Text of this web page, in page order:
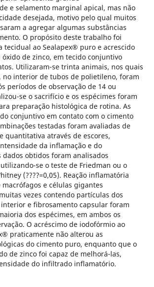
e selamento marginal apical, mas não
desejada, motivo pelo qual muitos
a agregar algumas substâncias
O propósito deste trabalho foi
tecidual ao Sealapex® puro e acrescido
de zinco, em tecido conjuntivo
Utilizaram-se trinta animais, nos quais
no interior de tubos de polietileno, foram
períodos de observação de 14 ou
se o sacrifício e os espécimes foram
preparação histológica de rotina. As
conjuntivo em contato com o cimento
testadas foram avaliadas de
quantitativa através de escores,
da inflamação e do
obtidos foram analisados
se o teste de Friedman ou o
(????=0,05). Reação inflamatória
e células gigantes
vezes contendo partículas dos
e fibrosamento capsular foram
dos espécimes, em ambos os
O acréscimo de iodofórmio ao
praticamente não alterou as
do cimento puro, enquanto que o
de zinco foi capaz de melhorá-las,
do infiltrado inflamatório.